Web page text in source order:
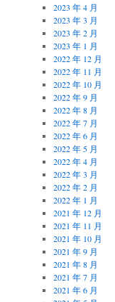
2023 年 4 月
2023 年 3 月
2023 年 2 月
2023 年 1 月
2022 年 12 月
2022 年 11 月
2022 年 10 月
2022 年 9 月
2022 年 8 月
2022 年 7 月
2022 年 6 月
2022 年 5 月
2022 年 4 月
2022 年 3 月
2022 年 2 月
2022 年 1 月
2021 年 12 月
2021 年 11 月
2021 年 10 月
2021 年 9 月
2021 年 8 月
2021 年 7 月
2021 年 6 月